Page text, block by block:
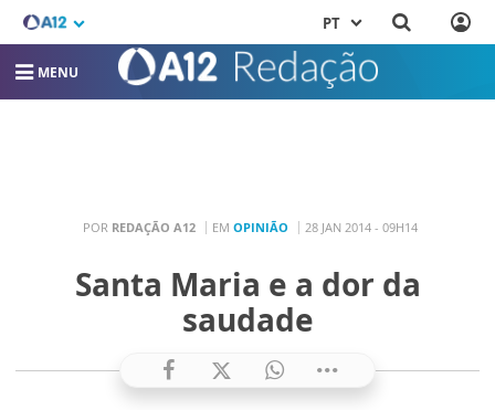
PT
MENU
POR REDAÇÃO A12 EM OPINIÃO 28 JAN 2014 - 09H14
Santa Maria e a dor da
saudade